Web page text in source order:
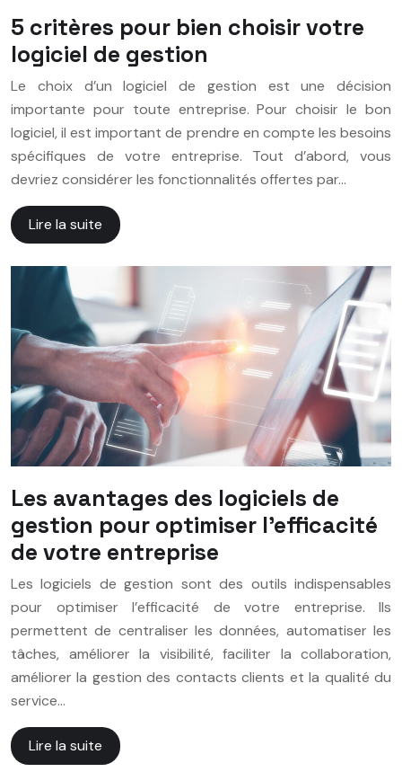
5 critères pour bien choisir votre
logiciel de gestion
Le choix d’un logiciel de gestion est une décision
importante pour toute entreprise. Pour choisir le bon
logiciel, il est important de prendre en compte les besoins
spécifiques de votre entreprise. Tout d’abord, vous
devriez considérer les fonctionnalités offertes par…
Lire la suite
Les avantages des logiciels de
gestion pour optimiser l’efficacité
de votre entreprise
Les logiciels de gestion sont des outils indispensables
pour optimiser l’efficacité de votre entreprise. Ils
permettent de centraliser les données, automatiser les
tâches, améliorer la visibilité, faciliter la collaboration,
améliorer la gestion des contacts clients et la qualité du
service…
Lire la suite